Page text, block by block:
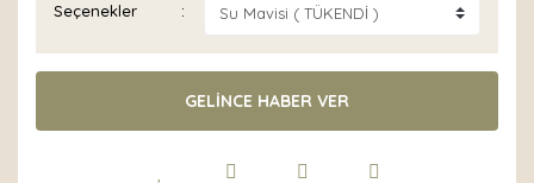
Seçenekler
GELİNCE HABER VER